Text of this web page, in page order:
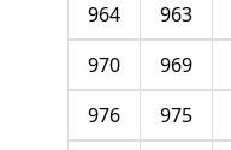
963
964
969
970
975
976